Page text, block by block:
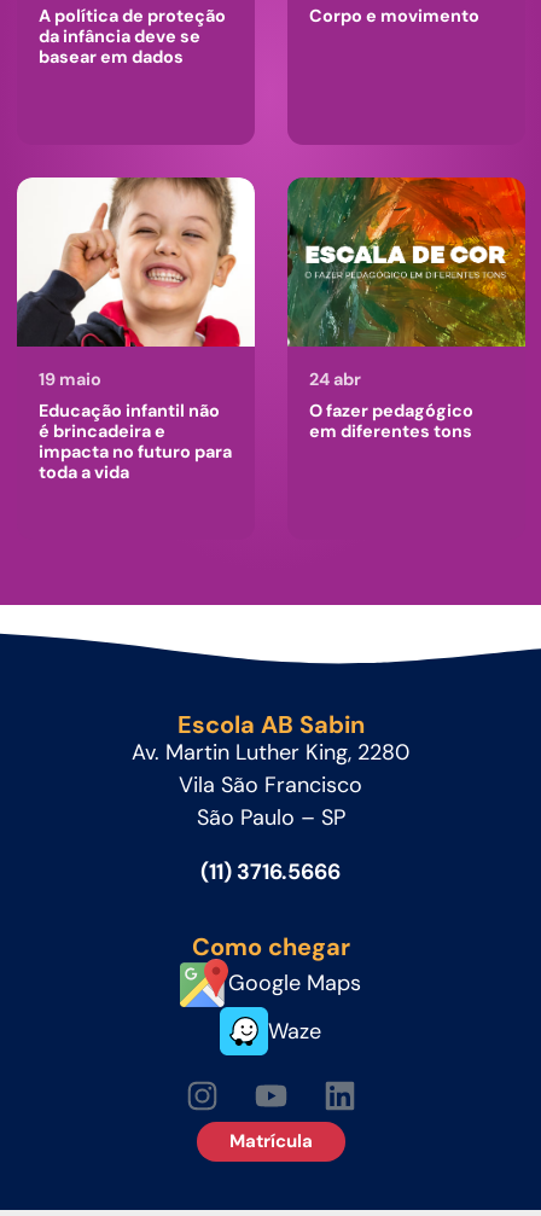
A política de proteção
da infância deve se
basear em dados
Corpo e movimento
19 maio
Educação infantil não
é brincadeira e
impacta no futuro para
toda a vida
24 abr
O fazer pedagógico
em diferentes tons
Escola AB Sabin
Av. Martin Luther King, 2280
Vila São Francisco
São Paulo – SP
(11) 3716.5666
Como chegar
Google Maps
Waze
Matrícula